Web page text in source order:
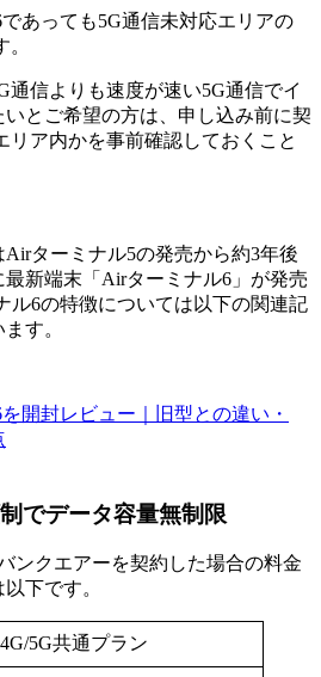
あっても5G通信未対応エリアの
通信よりも速度が速い5G通信でイ
とご希望の方は、 申し込み前に契
リア内かを事前確認しておく こと
ターミナル5の発売から約3年後
最新端末「Airターミナル6」が発売
ル6の特徴については以下の関連記
す。
開封レビュー｜旧型との違い・
でデータ容量無制限
ンクエアーを契約した場合の料金
下です。
5G共通プラン